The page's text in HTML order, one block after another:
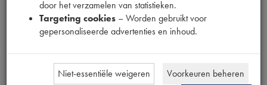
KOPPAKKING
Productnummer2060151
Model RenaultR4 (845cc)
€ 24,62(€ 20,35 excl. btw)
door het verzamelen van statistieken.
Targeting cookies – Worden gebruikt voor
gepersonaliseerde advertenties en inhoud.
Niet-essentiële weigeren
Voorkeuren beheren